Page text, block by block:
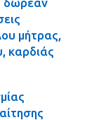
μήτρας,
καρδιάς